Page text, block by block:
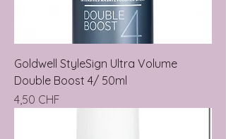
Goldwell StyleSign Ultra Volume
Double Boost 4/ 50ml
Precio
4,50 CHF